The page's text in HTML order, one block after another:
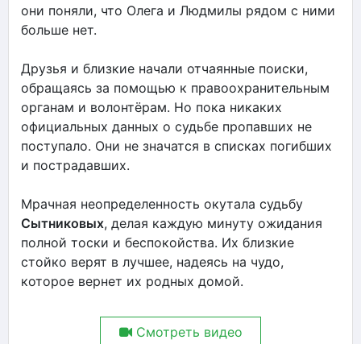
они поняли, что Олега и Людмилы рядом с ними
больше нет.
Друзья и близкие начали отчаянные поиски,
обращаясь за помощью к правоохранительным
органам и волонтёрам. Но пока никаких
официальных данных о судьбе пропавших не
поступало. Они не значатся в списках погибших
и пострадавших.
Мрачная неопределенность окутала судьбу
Сытниковых, делая каждую минуту ожидания
полной тоски и беспокойства. Их близкие
стойко верят в лучшее, надеясь на чудо,
которое вернет их родных домой.
Смотреть видео